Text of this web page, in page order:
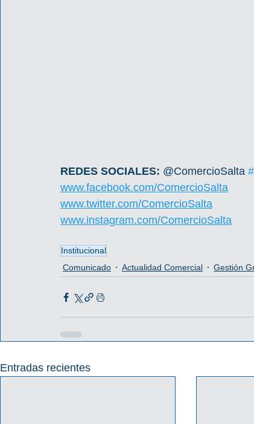
REDES SOCIALES: @ComercioSalta
www.facebook.com/ComercioSalta
www.twitter.com/ComercioSalta
www.instagram.com/ComercioSalta
Institucional
Comunicado
Actualidad Comercial Gestión
Entradas recientes